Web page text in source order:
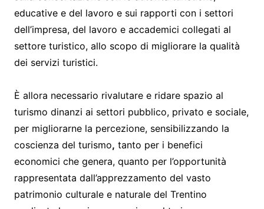
educative e del lavoro e sui rapporti con i settori
dell’impresa, del lavoro e accademici collegati al
settore turistico, allo scopo di migliorare la qualità
dei servizi turistici.
È allora necessario rivalutare e ridare spazio al
turismo dinanzi ai settori pubblico, privato e sociale,
per migliorarne la percezione, sensibilizzando la
coscienza del turismo, tanto per i benefici
economici che genera, quanto per l’opportunità
rappresentata dall’apprezzamento del vasto
patrimonio culturale e naturale del Trentino